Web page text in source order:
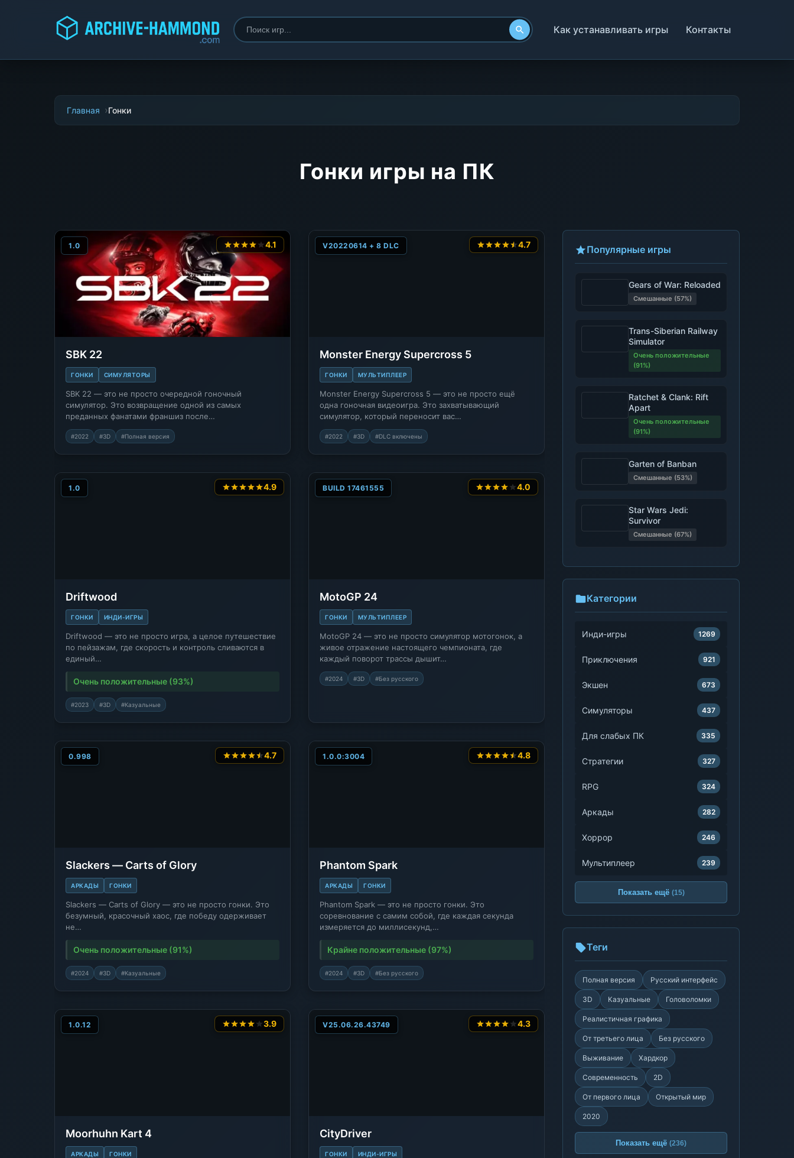
Как устанавливать игры Контакты
Главная Гонки
Гонки игры на ПК
1.0 4.1
SBK 22
ГОНКИ СИМУЛЯТОРЫ
SBK 22 — это не просто очередной гоночный
симулятор. Это возвращение одной из самых
преданных фанатами франшиз после…
#2022 #3D #Полная версия
V20220614 + 8 DLC 4.7
Monster Energy Supercross 5
ГОНКИ МУЛЬТИПЛЕЕР
Monster Energy Supercross 5 — это не просто ещё
одна гоночная видеоигра. Это захватывающий
симулятор, который переносит вас…
#2022 #3D #DLC включены
1.0 4.9
Driftwood
ГОНКИ ИНДИ-ИГРЫ
Driftwood — это не просто игра, а целое путешествие
по пейзажам, где скорость и контроль сливаются в
единый…
Очень положительные (93%)
#2023 #3D #Казуальные
BUILD 17461555 4.0
MotoGP 24
ГОНКИ МУЛЬТИПЛЕЕР
MotoGP 24 — это не просто симулятор мотогонок, а
живое отражение настоящего чемпионата, где
каждый поворот трассы дышит…
#2024 #3D #Без русского
0.998 4.7
Slackers — Carts of Glory
АРКАДЫ ГОНКИ
Slackers — Carts of Glory — это не просто гонки. Это
безумный, красочный хаос, где победу одерживает
не…
Очень положительные (91%)
#2024 #3D #Казуальные
1.0.0:3004 4.8
Phantom Spark
АРКАДЫ ГОНКИ
Phantom Spark — это не просто гонки. Это
соревнование с самим собой, где каждая секунда
измеряется до миллисекунд,…
Крайне положительные (97%)
#2024 #3D #Без русского
1.0.12 3.9
Moorhuhn Kart 4
АРКАДЫ ГОНКИ
V25.06.26.43749 4.3
CityDriver
ГОНКИ ИНДИ-ИГРЫ
Популярные игры
Gears of War: Reloaded
Смешанные (57%)
Trans-Siberian Railway
Simulator
Очень положительные
(91%)
Ratchet & Clank: Rift
Apart
Очень положительные
(91%)
Garten of Banban
Смешанные (53%)
Star Wars Jedi:
Survivor
Смешанные (67%)
Категории
Инди-игры 1269
Приключения 921
Экшен 673
Симуляторы 437
Для слабых ПК 335
Стратегии 327
RPG 324
Аркады 282
Хоррор 246
Мультиплеер 239
Показать ещё (15)
Теги
Полная версия Русский интерфейс
3D Казуальные Головоломки
Реалистичная графика
От третьего лица Без русского
Выживание Хардкор
Современность 2D
От первого лица Открытый мир
2020
Показать ещё (236)